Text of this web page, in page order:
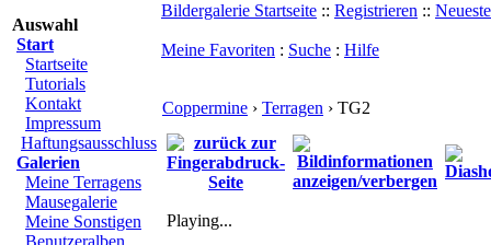
Auswahl
Start
Startseite
Tutorials
Kontakt
Impressum
Haftungsausschluss
Galerien
Meine Terragens
Mausegalerie
Meine Sonstigen
Benutzeralben
Bildergalerie Startseite :: Registrieren ::
Meine Favoriten : Suche : Hilfe
Coppermine › Terragen › TG2
Playing...